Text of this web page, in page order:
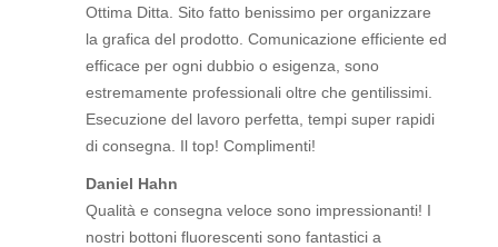
Ottima Ditta. Sito fatto benissimo per organizzare
la grafica del prodotto. Comunicazione efficiente ed
efficace per ogni dubbio o esigenza, sono
estremamente professionali oltre che gentilissimi.
Esecuzione del lavoro perfetta, tempi super rapidi
di consegna. Il top! Complimenti!
Daniel Hahn
Qualità e consegna veloce sono impressionanti! I
nostri bottoni fluorescenti sono fantastici a